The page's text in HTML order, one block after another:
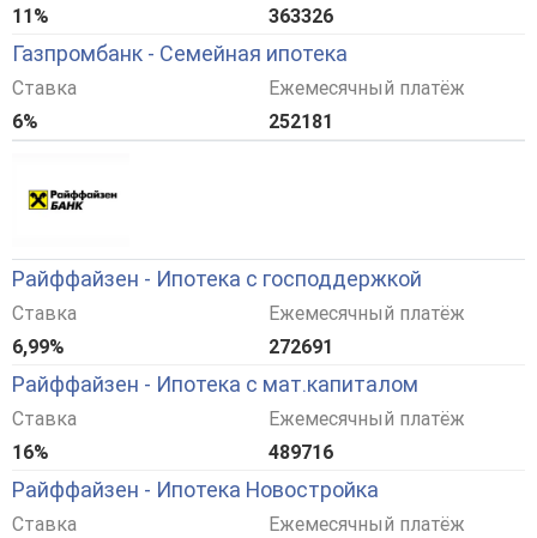
11%
363326
Газпромбанк - Семейная ипотека
Ставка
6%
Ежемесячный платёж
252181
Райффайзен - Ипотека с господдержкой
Ставка
6,99%
Ежемесячный платёж
272691
Райффайзен - Ипотека с мат.капиталом
Ставка
16%
Ежемесячный платёж
489716
Райффайзен - Ипотека Новостройка
Ставка
Ежемесячный платёж